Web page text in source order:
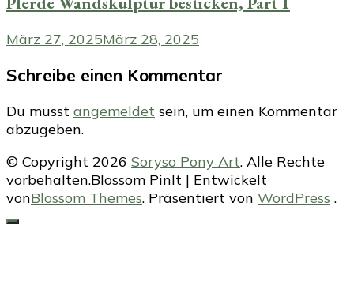
März 27, 2025März 28, 2025
Schreibe einen Kommentar
Du musst angemeldet sein, um einen Kommentar
abzugeben.
© Copyright 2026 Soryso Pony Art. Alle Rechte
vorbehalten.Blossom PinIt | Entwickelt
vonBlossom Themes. Präsentiert von WordPress .